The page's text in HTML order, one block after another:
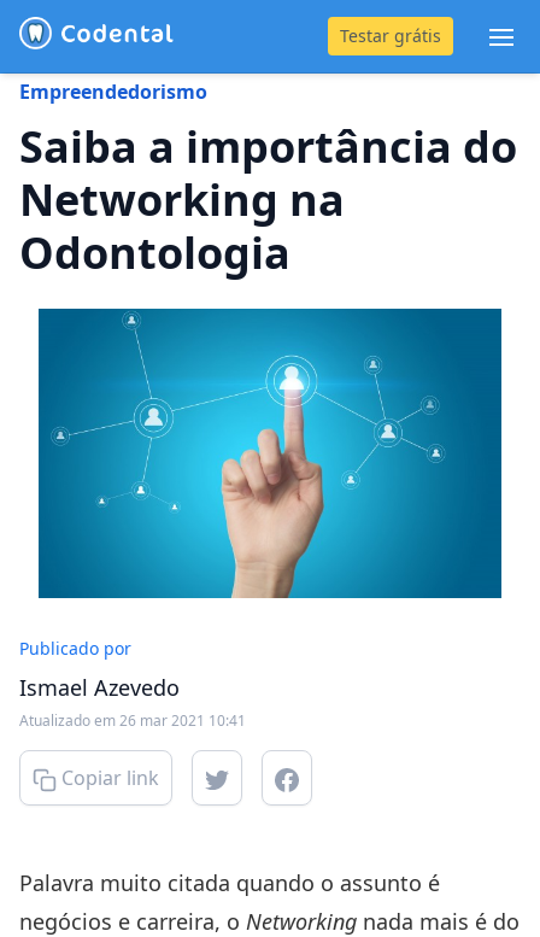
Testar grátis
(31) 4042-0882
Blog
Recursos
Preço
Entrar
Empreendedorismo
Saiba a importância do
Networking na
Odontologia
Publicado por
Ismael Azevedo
Atualizado em 26 mar 2021 10:41
Copiar link
Palavra muito citada quando o assunto é
negócios e carreira, o Networking nada mais é do